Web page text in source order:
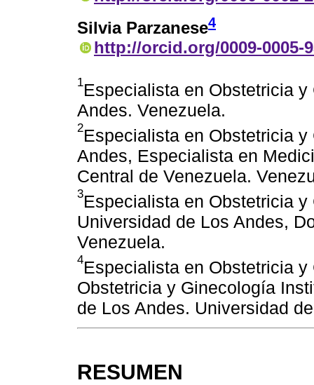
Silvia Parzanese4
http://orcid.org/0009-0005-
1Especialista en Obstetricia
Andes. Venezuela.
2Especialista en Obstetricia
Andes, Especialista en
Central de Venezuela.
3Especialista en Obstetricia
Universidad de Los Andes,
Venezuela.
4Especialista en Obstetricia
Obstetricia y Ginecología
de Los Andes. Universidad
RESUMEN